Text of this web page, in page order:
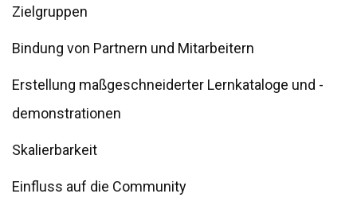
Zielgruppen
Bindung von Partnern und Mitarbeitern
Erstellung maßgeschneiderter Lernkataloge und -
demonstrationen
Skalierbarkeit
Einfluss auf die Community